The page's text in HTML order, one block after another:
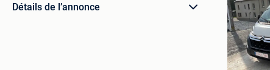
Détails de l’annonce